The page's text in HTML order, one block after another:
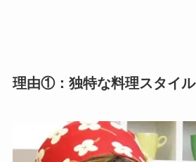
理由①：独特な料理スタイル